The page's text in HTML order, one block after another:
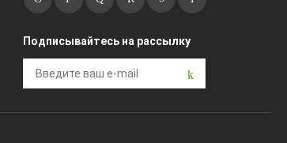
Подписывайтесь на рассылку